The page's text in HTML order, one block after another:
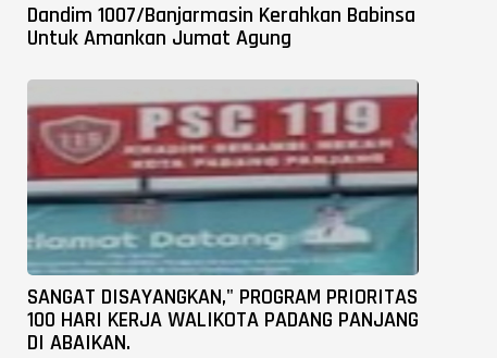
Dandim 1007/Banjarmasin Kerahkan Babinsa
Untuk Amankan Jumat Agung
SANGAT DISAYANGKAN," PROGRAM PRIORITAS
100 HARI KERJA WALIKOTA PADANG PANJANG
DI ABAIKAN.